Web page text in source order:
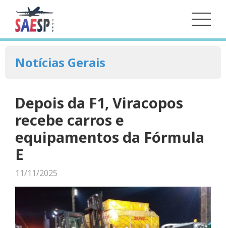
Notícias Gerais
Depois da F1, Viracopos
recebe carros e
equipamentos da Fórmula
E
11/11/2025